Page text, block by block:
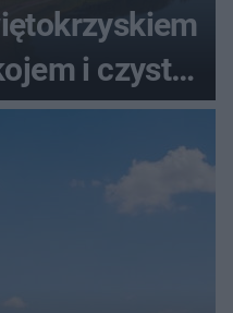
i czystą